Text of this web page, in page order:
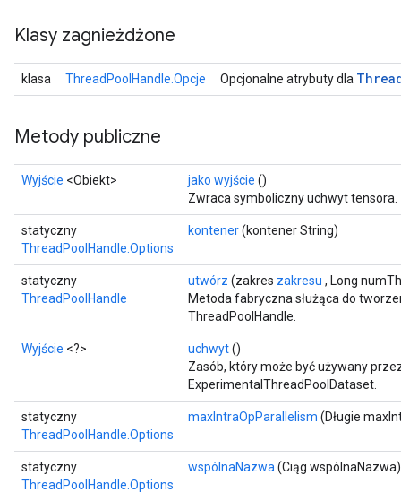
Klasy zagnieżdżone
klasa ThreadPoolHandle.Opcje Opcjonalne atrybuty dla
Metody publiczne
Wyjście <Obiekt> jako wyjście ()
Zwraca symboliczny uchwyt tensora.
statyczny
ThreadPoolHandle.Options
kontener(kontener String)
statyczny
ThreadPoolHandle
utwórz (zakres zakresu , Long
Metoda fabryczna służąca do
ThreadPoolHandle.
Wyjście <?> uchwyt()
Zasób, który może być używany
ExperimentalThreadPoolDataset.
statyczny
ThreadPoolHandle.Options
maxIntraOpParallelism (Długie
statyczny
ThreadPoolHandle.Options
wspólnaNazwa (Ciąg wspólnaNazwa)